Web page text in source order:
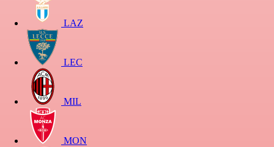
LAZ
LEC
MIL
MON